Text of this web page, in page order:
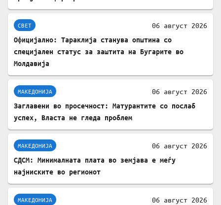
СВЕТ 06 август 2026
Официјално: Тараклија станува општина со
специјален статус за заштита на Бугарите во
Молдавија
МАКЕДОНИЈА 06 август 2026
Заглавени во просечност: Матурантите со послаб
успех, Власта не гледа проблем
МАКЕДОНИЈА 06 август 2026
СДСМ: Минималната плата во земјава е меѓу
најниските во регионот
МАКЕДОНИЈА 06 август 2026